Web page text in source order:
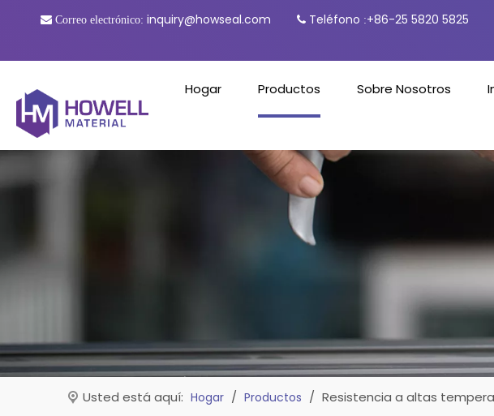
 Correo electrónico: inquiry@howseal.com  Teléfono :+86-25 5820 5825
Hogar Productos Sobre Nosotros
Usted está aquí: Hogar / Productos / Resistencia a altas